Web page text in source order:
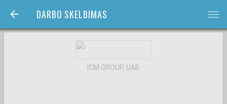
DARBO SKELBIMAS bars
ICM GROUP, UAB